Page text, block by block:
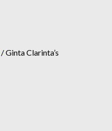
/ Ginta Clarinta’s